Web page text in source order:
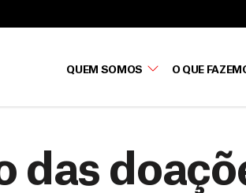
QUEM SOMOS O QUE
das